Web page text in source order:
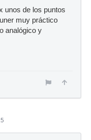
unos de los puntos
muy práctico
analógico y